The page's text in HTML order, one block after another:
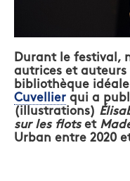
Durant le festival,
autrices et
bibliothèque
Cuvellier qui a
(illustrations)
sur les flotset
Urban entre 2020